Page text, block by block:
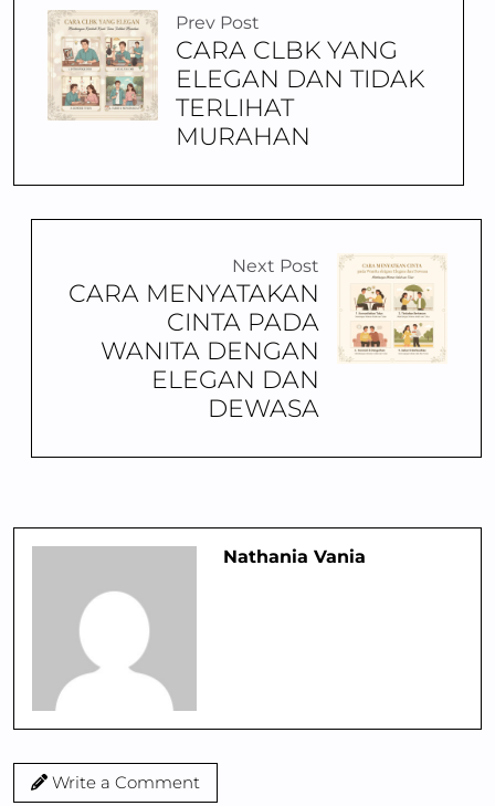
Prev Post
CARA CLBK YANG
ELEGAN DAN TIDAK
TERLIHAT
MURAHAN
Next Post
CARA MENYATAKAN
CINTA PADA
WANITA DENGAN
ELEGAN DAN
DEWASA
Nathania Vania
Write a Comment